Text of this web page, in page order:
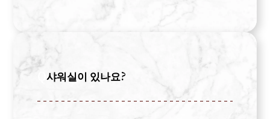
Q샤워실이 있나요?